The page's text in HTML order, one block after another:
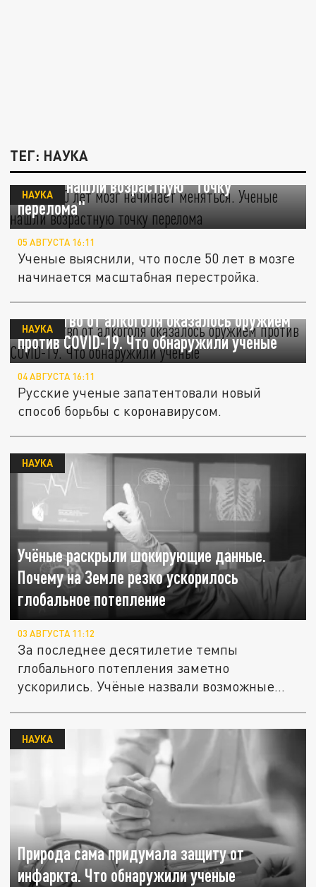
ТЕГ: НАУКА
После 50 лет мозг начинает меняться.
Ученые нашли возрастную "точку
перелома"
НАУКА
05 АВГУСТА 16:11
Ученые выяснили, что после 50 лет в мозге
начинается масштабная перестройка.
Лекарство от алкоголя оказалось оружием
против COVID-19. Что обнаружили ученые
НАУКА
04 АВГУСТА 16:11
Русские ученые запатентовали новый
способ борьбы с коронавирусом.
Учёные раскрыли шокирующие данные.
Почему на Земле резко ускорилось
глобальное потепление
НАУКА
03 АВГУСТА 11:12
За последнее десятилетие темпы
глобального потепления заметно
ускорились. Учёные назвали возможные
Природа сама придумала защиту от
инфаркта. Что обнаружили ученые
НАУКА